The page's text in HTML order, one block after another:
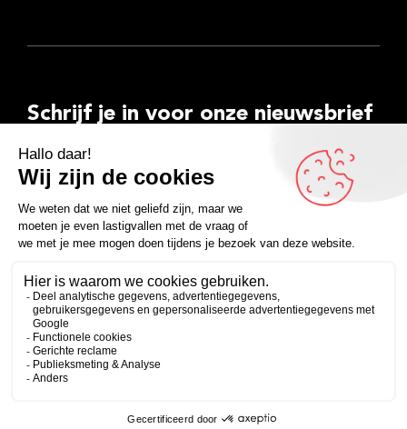
Schrijf je in voor onze nieuwsbrief
E-
mailadres
Inschrijven
FacebookInstagramLinkedInYouTubeSpotify
Copyright 2026
Privacyverklaring